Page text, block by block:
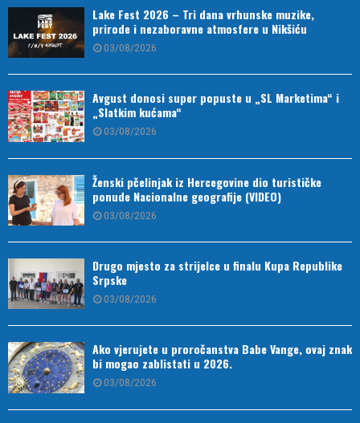
Lake Fest 2026 – Tri dana vrhunske muzike,
prirode i nezaboravne atmosfere u Nikšiću
03/08/2026
Avgust donosi super popuste u „SL Marketima“ i
„Slatkim kućama“
03/08/2026
Ženski pčelinjak iz Hercegovine dio turističke
ponude Nacionalne geografije (VIDEO)
03/08/2026
Drugo mjesto za strijelce u finalu Kupa Republike
Srpske
03/08/2026
Ako vjerujete u proročanstva Babe Vange, ovaj znak
bi mogao zablistati u 2026.
03/08/2026